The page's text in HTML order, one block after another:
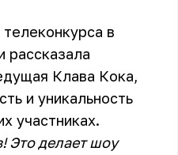
в
рассказала
Клава Кока,
и уникальность
участниках.
Это делает шоу